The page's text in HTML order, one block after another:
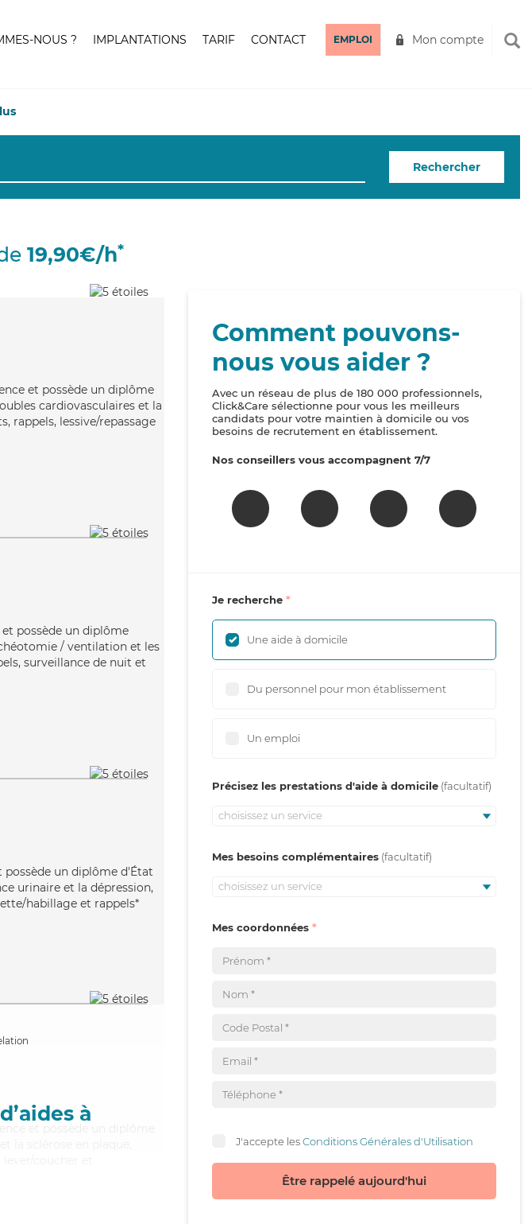
NOUS ? IMPLANTATIONS TARIF CONTACT EMPLOI Mon compte
Rechercher
19,90€/h*
et possède un diplôme
cardiovasculaires et la
rappels, lessive/repassage
possède un diplôme
/ ventilation et les
surveillance de nuit et
possède un diplôme d'État
urinaire et la dépression,
habillage et rappels*
à
et possède un diplôme
la sclérose en plaque,
Comment pouvons-
nous vous aider ?
Avec un réseau de plus de 180 000 professionnels,
Click&Care sélectionne pour vous les meilleurs
candidats pour votre maintien à domicile ou vos
besoins de recrutement en établissement.
Nos conseillers vous accompagnent 7/7
Je recherche
Une aide à domicile
Du personnel pour mon établissement
Un emploi
Précisez les prestations d'aide à domicile
choisissez un service
Mes besoins complémentaires
choisissez un service
Mes coordonnées
J'accepte lesConditions Générales d'Utilisation
Être rappelé aujourd'hui